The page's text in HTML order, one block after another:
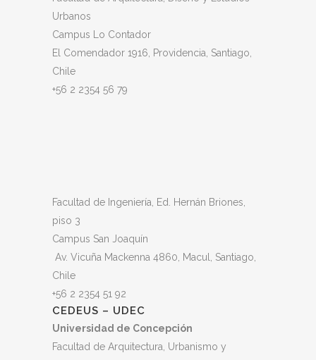
Urbanos
Campus Lo Contador
El Comendador 1916, Providencia, Santiago,
Chile
+56 2 2354 56 79
Facultad de Ingeniería, Ed. Hernán Briones,
piso 3
Campus San Joaquín
Av. Vicuña Mackenna 4860, Macul
, Santiago,
Chile
+56 2 2354 51 92
CEDEUS – UDEC
Universidad de Concepción
Facultad de Arquitectura, Urbanismo y